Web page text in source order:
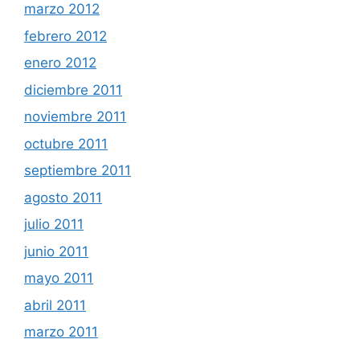
marzo 2012
febrero 2012
enero 2012
diciembre 2011
noviembre 2011
octubre 2011
septiembre 2011
agosto 2011
julio 2011
junio 2011
mayo 2011
abril 2011
marzo 2011